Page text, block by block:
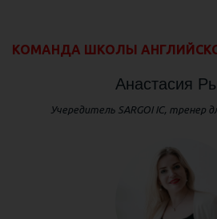
КОМАНДА ШКОЛЫ
Анастасия
Учередитель SARGOI IC, тренер